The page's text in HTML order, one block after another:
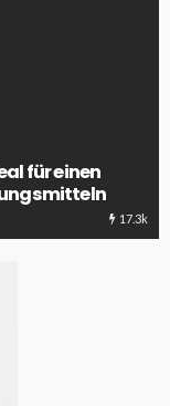
für einen
17.3k